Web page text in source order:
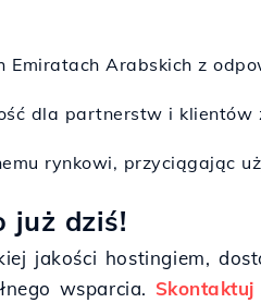
Emiratach Arabskich z
dla partnerstw i klientów
rynkowi, przyciągając
już dziś!
jakości hostingiem,
wsparcia.